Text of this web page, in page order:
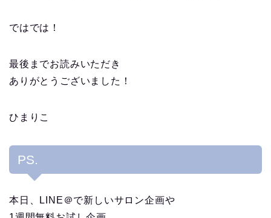
ではでは！
最後までお読みいただき
ありがとうございました！
ひまりこ
PS.
本日、LINE＠で新しいサロン企画や